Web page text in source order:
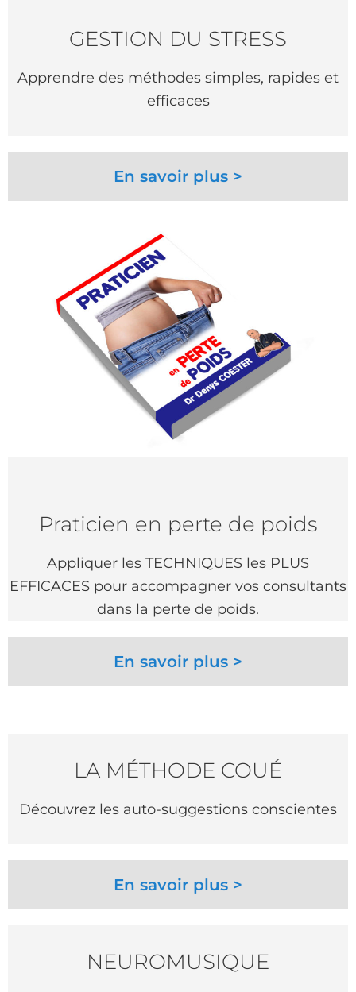
GESTION DU STRESS
Apprendre des méthodes simples, rapides et
efficaces
En savoir plus >
Praticien en perte de poids
Appliquer les TECHNIQUES les PLUS
EFFICACES pour accompagner vos consultants
dans la perte de poids.
En savoir plus >
LA MÉTHODE COUÉ
Découvrez les auto-suggestions conscientes
En savoir plus >
NEUROMUSIQUE